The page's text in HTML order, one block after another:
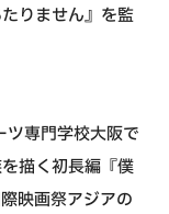
りません』を監
専門学校大阪で
描く初長編『僕
映画祭アジアの